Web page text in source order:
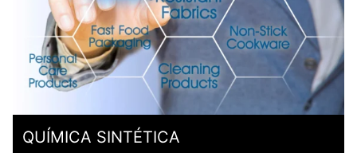
QUÍMICA SINTÉTICA